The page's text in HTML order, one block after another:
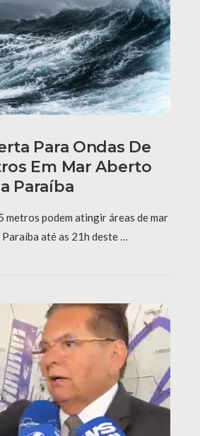
Para Ondas De
Em Mar Aberto
Paraíba
metros podem atingir áreas de mar
até as 21h deste …